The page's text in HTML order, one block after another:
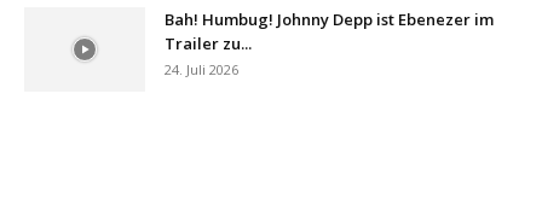
Bah! Humbug! Johnny Depp ist Ebenezer im
Trailer zu...
24. Juli 2026